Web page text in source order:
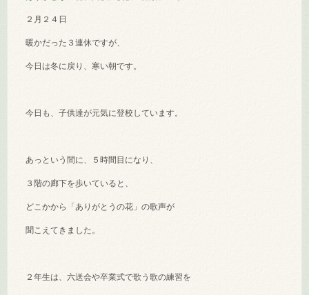
２月２４日
暖かだった３連休ですが、
今日は冬に戻り、寒い朝です。
今日も、子供達が元気に登校しています。
あっという間に、５時間目になり、
３階の廊下を歩いていると、
どこかから「ありがとうの花」の歌声が
聞こえてきました。
２年生は、六送会や卒業式で歌う歌の練習を